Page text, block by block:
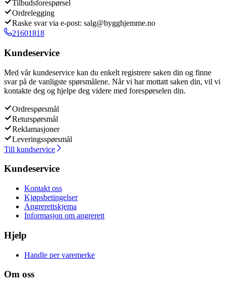
Tilbudsforespørsel
Ordrelegging
Raske svar via e-post: salg@bygghjemme.no
21601818
Kundeservice
Med vår kundeservice kan du enkelt registrere saken din og finne
svar på de vanligste spørsmålene. Når vi har mottatt saken din, vil vi
kontakte deg og hjelpe deg videre med forespørselen din.
Ordrespørsmål
Returspørsmål
Reklamasjoner
Leveringsspørsmål
Till kundservice
Kundeservice
Kontakt oss
Kjøpsbetingelser
Angrerettskjema
Informasjon om angrerett
Hjelp
Handle per varemerke
Om oss